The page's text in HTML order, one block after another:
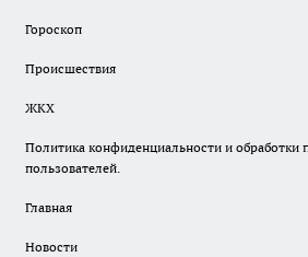
Гороскоп
Происшествия
ЖКХ
Политика конфиденциальности и обработки
пользователей.
Главная
Новости